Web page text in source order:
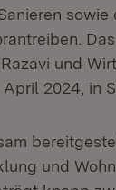
sowie
und
2024, in
und